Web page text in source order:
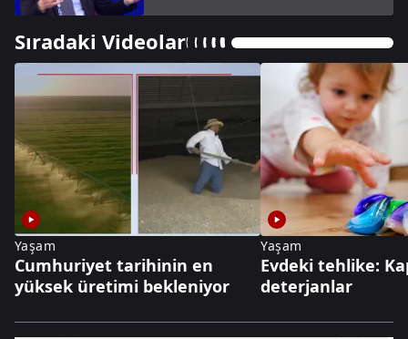
Sıradaki Videolar
Yaşam
Cumhuriyet tarihinin en
yüksek üretimi bekleniyor
Yaşam
Evdeki tehlike:
deterjanlar